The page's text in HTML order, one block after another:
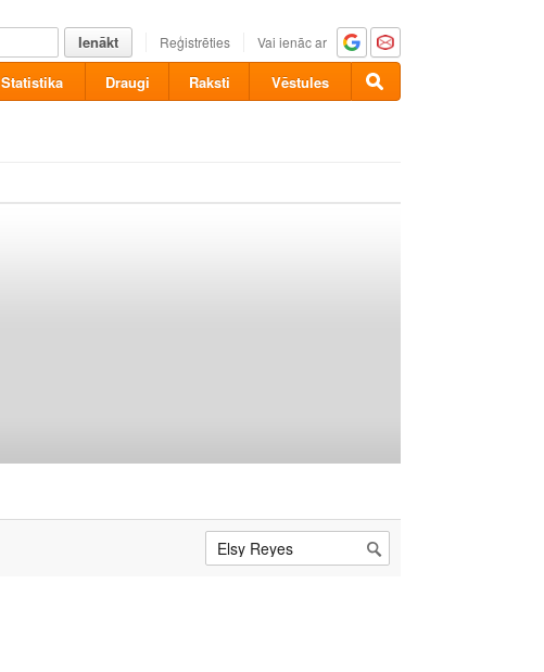
Ienākt Reģistrēties Vai ienāc ar
Statistika Draugi Raksti Vēstules